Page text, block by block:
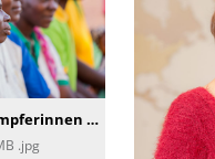
Frauen: Vorkämpferinnen und Visionärinnen
.jpg